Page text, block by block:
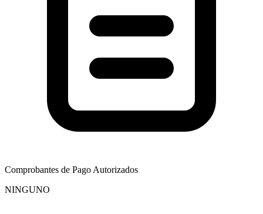
Comprobantes de Pago Autorizados
NINGUNO